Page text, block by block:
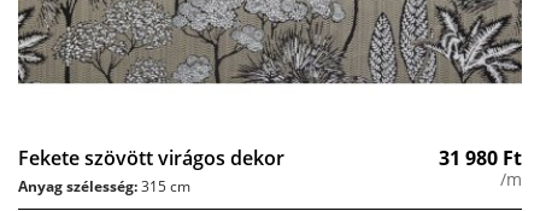
Fekete szövött virágos dekor 31 980 Ft
/m
Anyag szélesség:315 cm